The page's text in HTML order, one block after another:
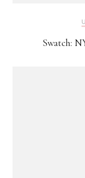
Swatch: